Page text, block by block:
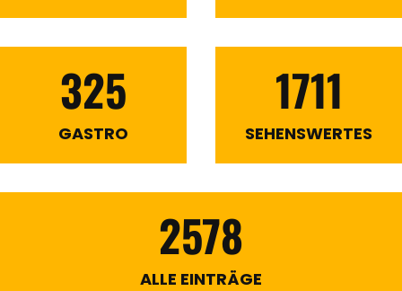
325
GASTRO
1711
SEHENSWERTES
2578
ALLE EINTRÄGE